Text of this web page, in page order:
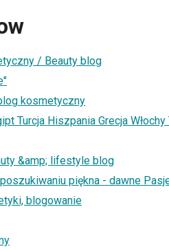
/ Beauty blog
kosmetyczny
Turcja Hiszpania Grecja Włochy
&amp; lifestyle blog
piękna - dawne
blogowanie